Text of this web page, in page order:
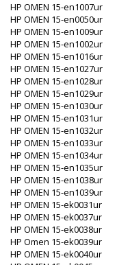
HP OMEN 15-en1007ur
HP OMEN 15-en0050ur
HP OMEN 15-en1009ur
HP OMEN 15-en1002ur
HP OMEN 15-en1016ur
HP OMEN 15-en1027ur
HP OMEN 15-en1028ur
HP OMEN 15-en1029ur
HP OMEN 15-en1030ur
HP OMEN 15-en1031ur
HP OMEN 15-en1032ur
HP OMEN 15-en1033ur
HP OMEN 15-en1034ur
HP OMEN 15-en1035ur
HP OMEN 15-en1038ur
HP OMEN 15-en1039ur
HP OMEN 15-ek0031ur
HP OMEN 15-ek0037ur
HP OMEN 15-ek0038ur
HP Omen 15-ek0039ur
HP OMEN 15-ek0040ur